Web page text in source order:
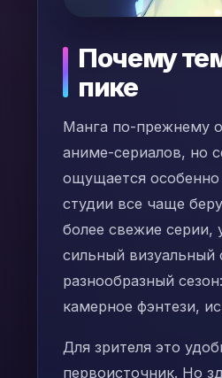
Почему
пике
Манга по-прежнему
аниме-сериалов, но
ощущается особенно
студии все чаще
более свежие серии,
сильный визуальный
разнообразный
камерное фэнтези,
Для зрителя это
первоисточник. Но